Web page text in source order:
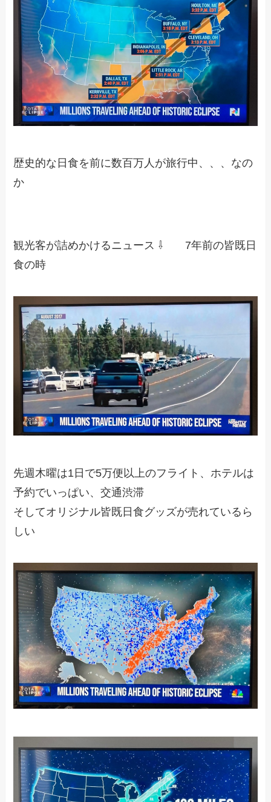
歴史的な日食を前に数百万人が旅行中、、、なの
か
観光客が詰めかけるニュース ⇩ 7年前の皆既日
食の時
先週木曜は1日で5万便以上のフライト、ホテルは
予約でいっぱい、交通渋滞
そしてオリジナル皆既日食グッズが売れているら
しい